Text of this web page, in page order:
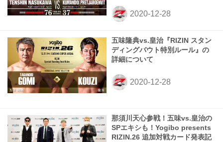
五味隆典vs.皇治『RIZIN スタン
ディングバウト特別ルール』の
詳細について
那須川天心参戦！五味vs.皇治の
SPエキシも！Yogibo presents
RIZIN.26 追加対戦カード発表記